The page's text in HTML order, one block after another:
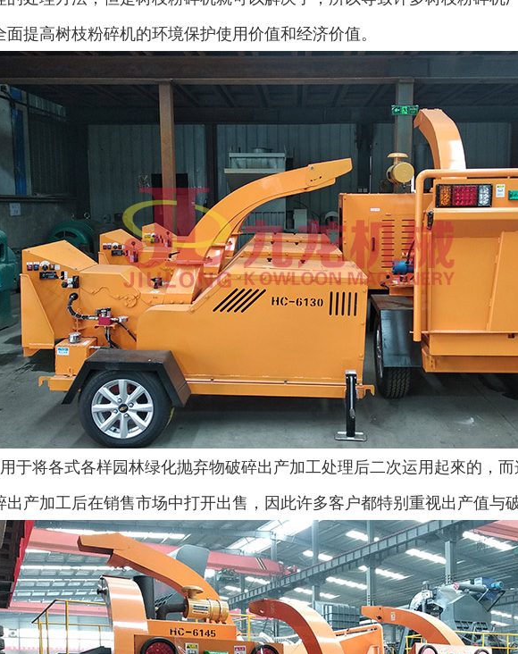
提高树枝粉碎机的环境保护使用价值和经济价值。
于将各式各样园林绿化抛弃物破碎出产加工处理后二次运用起來的，
产加工后在销售市场中打开出售，因此许多客户都特别重视出产值与破
粉碎机 圆盘破碎机 综合破碎机
枝粉碎机 大型秸秆粉碎机 废旧轮胎胶粉设备...
碎机 树枝粉碎机 稻草破碎机
生产设备 生活垃圾处理设备... 工业固废处理设备...